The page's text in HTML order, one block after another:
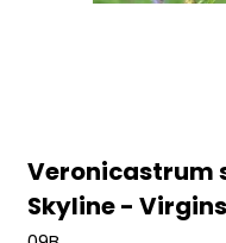
Veronicastrum
Skyline -